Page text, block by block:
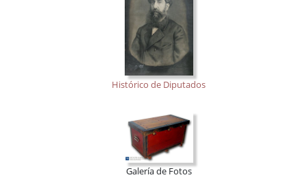
Histórico de Diputados
Galería de Fotos